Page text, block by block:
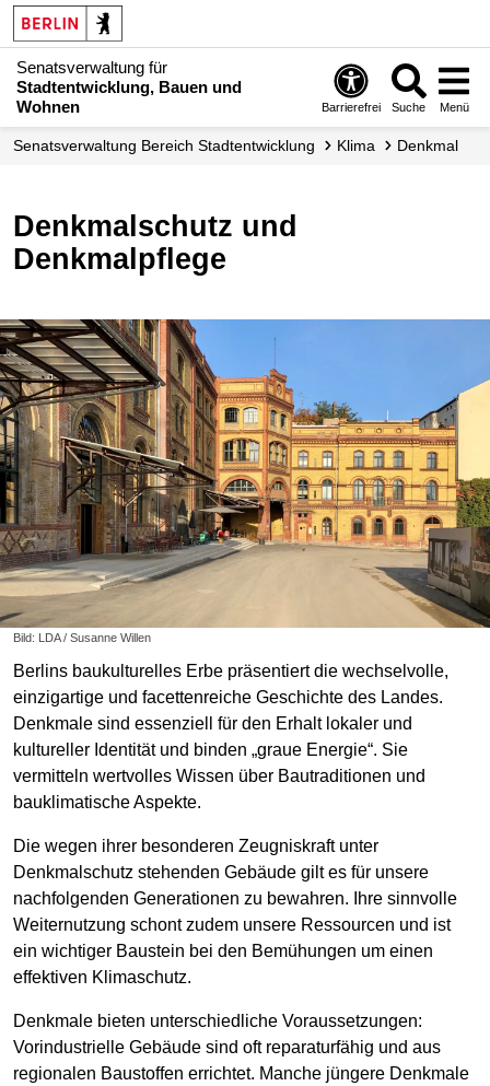
Senatsverwaltung für
Stadtentwicklung, Bauen und
Wohnen
Barrierefrei Suche Menü
Senats­verwaltung Bereich Stadtentwicklung Klima Denkmal
Denkmalschutz und
Denkmalpflege
Bild: LDA / Susanne Willen
Berlins baukulturelles Erbe präsentiert die wechselvolle,
einzigartige und facettenreiche Geschichte des Landes.
Denkmale sind essenziell für den Erhalt lokaler und
kultureller Identität und binden „graue Energie“. Sie
vermitteln wertvolles Wissen über Bautraditionen und
bauklimatische Aspekte.
Die wegen ihrer besonderen Zeugniskraft unter
Denkmalschutz stehenden Gebäude gilt es für unsere
nachfolgenden Generationen zu bewahren. Ihre sinnvolle
Weiternutzung schont zudem unsere Ressourcen und ist
ein wichtiger Baustein bei den Bemühungen um einen
effektiven Klimaschutz.
Denkmale bieten unterschiedliche Voraussetzungen:
Vorindustrielle Gebäude sind oft reparaturfähig und aus
regionalen Baustoffen errichtet. Manche jüngere Denkmale